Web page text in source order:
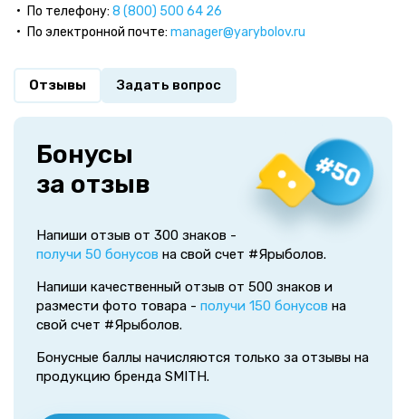
По телефону: 8 (800) 500 64 26
По электронной почте: manager@yarybolov.ru
Отзывы Задать вопрос
Бонусы
за отзыв
Напиши отзыв от 300 знаков -
получи 50 бонусов на свой счет #Ярыболов.
Напиши качественный отзыв от 500 знаков и
размести фото товара - получи 150 бонусов на
свой счет #Ярыболов.
Бонусные баллы начисляются только за отзывы на
продукцию бренда SMITH.